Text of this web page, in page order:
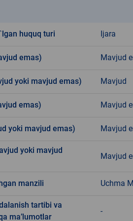
huquq turi Ijara
emas) Mavjud
yoki mavjud emas) Mavjud
emas) Mavjud
yoki mavjud emas) Mavjud
yoki mavjud
Mavjud
manzili Uchma
tartibi va
ma’lumotlar
-